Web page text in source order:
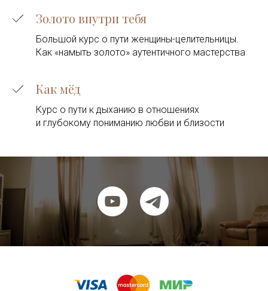
Золото внутри тебя
Большой курс о пути женщины-целительницы.
Как «намыть золото» аутентичного мастерства
Как мёд
Курс о пути к дыханию в отношениях
и глубокому пониманию любви и близости